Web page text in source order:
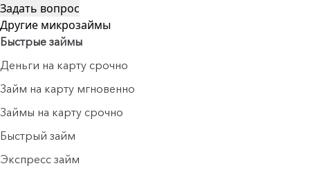
Задать вопрос
Другие микрозаймы
Быстрые займы
Деньги на карту срочно
Займ на карту мгновенно
Займы на карту срочно
Быстрый займ
Экспресс займ